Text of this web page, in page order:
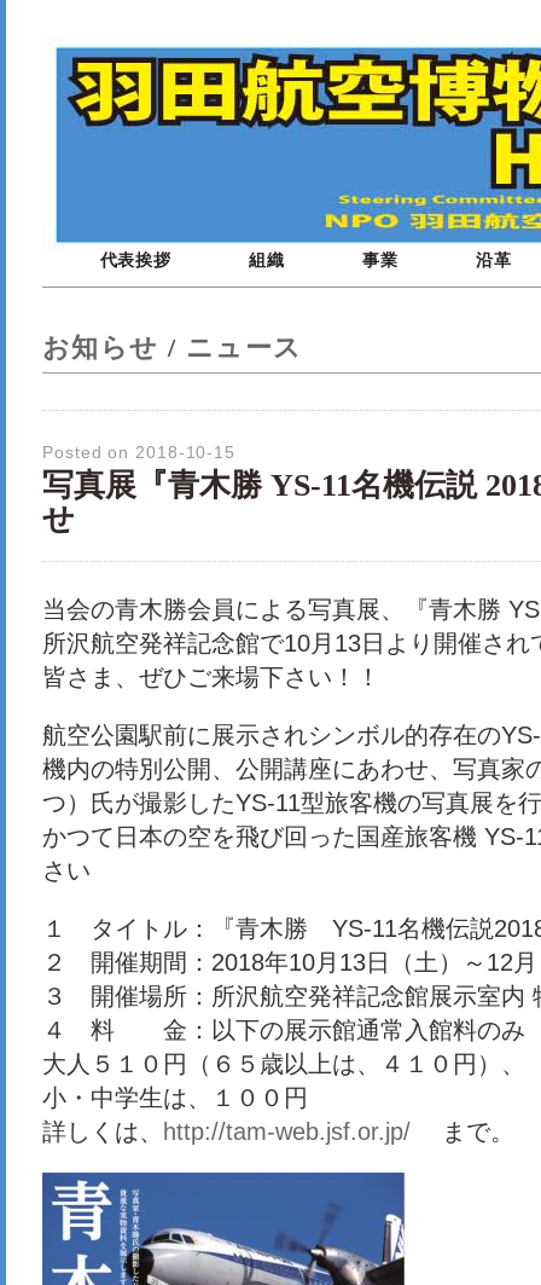
代表挨拶 組織 事業 沿革
お知らせ / ニュース
Posted on 2018-10-15
写真展『青木勝 YS-11名機伝説
せ
当会の青木勝会員による写真展、『青木勝
所沢航空発祥記念館で10月13日より開催され
皆さま、ぜひご来場下さい！！
航空公園駅前に展示されシンボル的存在の
機内の特別公開、公開講座にあわせ、写真家
つ）氏が撮影したYS-11型旅客機の写真展を
かつて日本の空を飛び回った国産旅客機 YS-
さい
１ タイトル：『青木勝 YS-11名機伝説
２ 開催期間：2018年10月13日（土）～12
３ 開催場所：所沢航空発祥記念館展示室内
４ 料 金：以下の展示館通常入館料のみ
大人５１０円（６５歳以上は、４１０円）、
小・中学生は、１００円
詳しくは、
http://tam-web.jsf.or.jp/ まで。